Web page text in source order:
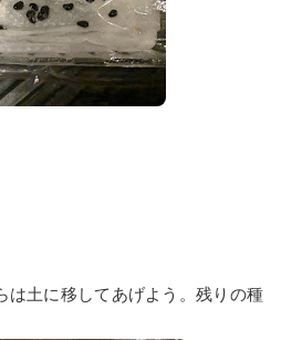
は土に移してあげよう。残りの種